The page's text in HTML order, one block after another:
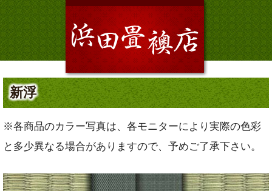
新浮
※各商品のカラー写真は、各モニターにより実際の色彩
と多少異なる場合がありますので、予めご了承下さい。